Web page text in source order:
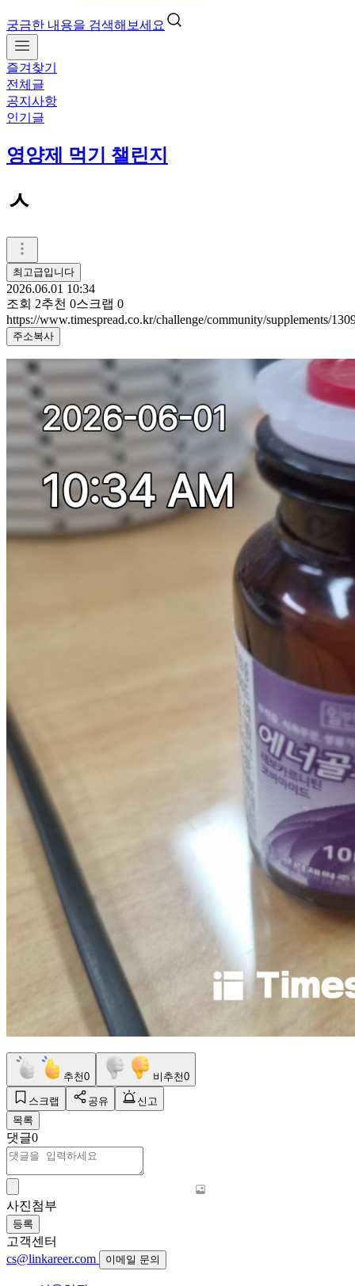
궁금한 내용을 검색해보세요
즐겨찾기
전체글
공지사항
인기글
영양제 먹기 챌린지
ㅅ
최고급입니다
2026.06.01 10:34
조회 2추천 0스크랩 0
https://www.timespread.co.kr/challenge/community/supplements/
주소복사
추천0 비추천0
스크랩 공유
신고
목록
댓글0
사진첨부
등록
고객센터
cs@linkareer.com
이메일 문의